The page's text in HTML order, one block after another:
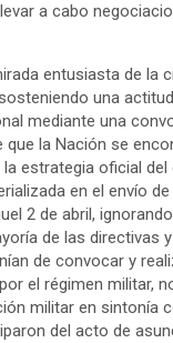
a cabo
entusiasta de la
una
mediante una
la Nación se
estrategia oficial
en el envío
2 de abril,
de las directivas
de convocar y
el régimen militar,
militar en sintonía
del acto de